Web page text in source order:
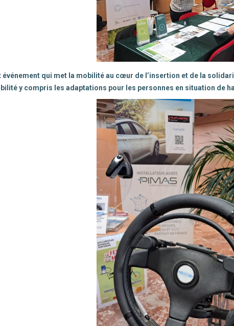
événement qui met la mobilité au cœur de l’insertion et de la
y compris les adaptations pour les personnes en situation de